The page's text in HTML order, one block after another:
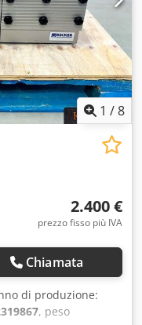
1 /8
2.400 €
prezzo fisso più IVA
Chiamata
di produzione:
, peso